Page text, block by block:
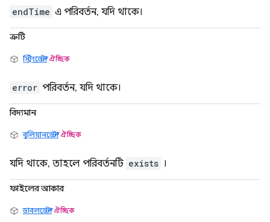
endTime এ পরিবর্তন, যদি থাকে।
ত্রুটি
স্ট্রিংডেল্টা ঐচ্ছিক
error পরিবর্তন, যদি থাকে।
বিদ্যমান
বুলিয়ানডেল্টা ঐচ্ছিক
যদি থাকে, তাহলে পরিবর্তনটি exists ।
ফাইলের আকার
ডাবলডেল্টা ঐচ্ছিক